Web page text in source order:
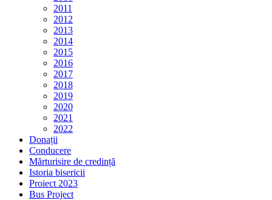
2011
2012
2013
2014
2015
2016
2017
2018
2019
2020
2021
2022
Donații
Conducere
Mărturisire de credință
Istoria bisericii
Proiect 2023
Bus Project